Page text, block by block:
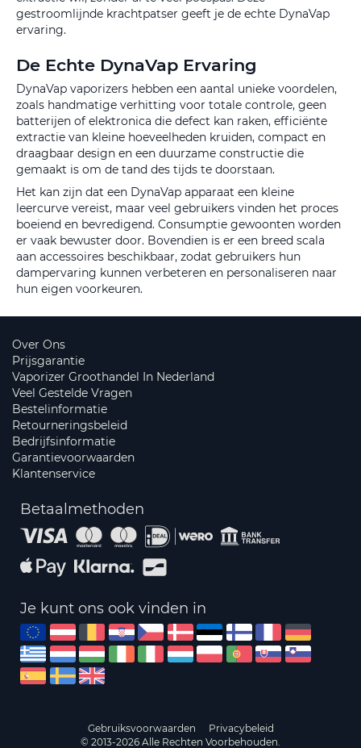
gestroomlijnde krachtpatser geeft je de echte DynaVap
ervaring.
De Echte DynaVap Ervaring
DynaVap vaporizers hebben een aantal unieke voordelen,
zoals handmatige verhitting voor totale controle, geen
batterijen of elektronica die defect kan raken, efficiënte
extractie van kleine hoeveelheden kruiden, compact en
draagbaar design en een duurzame constructie die
gemaakt is om de tand des tijds te doorstaan.
Het kan zijn dat een DynaVap apparaat een kleine
leercurve vereist, maar veel gebruikers vinden het proces
boeiend en bevredigend. Consumptie gewoonten worden
er vaak bewuster door. Bovendien is er een breed scala
aan accessoires beschikbaar, zodat gebruikers hun
dampervaring kunnen verbeteren en personaliseren naar
hun eigen voorkeuren.
Over Ons
Prijsgarantie
Vaporizer Groothandel In Nederland
Veel Gestelde Vragen
Bestelinformatie
Retourneringsbeleid
Bedrijfsinformatie
Garantievoorwaarden
Klantenservice
Betaalmethoden
Je kunt ons ook vinden in
Gebruiksvoorwaarden
Privacybeleid
© 2013-2026 Alle Rechten Voorbehouden.